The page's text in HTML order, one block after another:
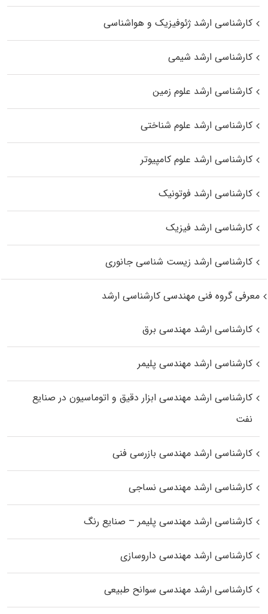
کارشناسی ارشد ژئوفیزیک و هواشناسی
کارشناسی ارشد شیمی
کارشناسی ارشد علوم زمین
کارشناسی ارشد علوم شناختی
کارشناسی ارشد علوم کامپیوتر
کارشناسی ارشد فوتونیک
کارشناسی ارشد فیزیک
کارشناسی ارشد زیست‌ شناسی جانوری
معرفی گروه فنی مهندسی کارشناسی ارشد
کارشناسی ارشد مهندسی برق
کارشناسی ارشد مهندسی پلیمر
کارشناسی ارشد مهندسی ابزار دقیق و اتوماسیون در صنایع
نفت
کارشناسی ارشد مهندسی بازرسی فنی
کارشناسی ارشد مهندسی نساجی
کارشناسی ارشد مهندسی پلیمر – صنایع رنگ
کارشناسی ارشد مهندسی داروسازی
کارشناسی ارشد مهندسی سوانح طبیعی